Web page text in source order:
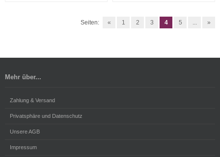
Seiten: « 1 2 3 4 5 »
Mehr über...
Zahlung & Versand
Privatsphäre und Datenschutz
Unsere AGB
Impressum